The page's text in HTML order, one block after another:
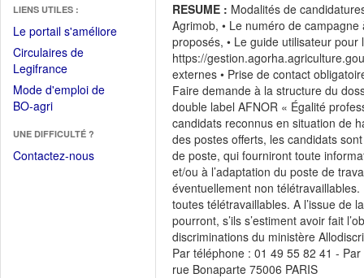
LIENS UTILES :
Le portail s'améliore(Fichier
Circulaires de
Legifrance(Ouvrir
dans
une
fenêtre)
Mode d'emploi de
BO-agri(Ouvrir
une
nouvelle
UNE DIFFICULTÉ ?
Contactez-nous
RESUME : Modalités de
Agrimob, • Le numéro de
proposés, • Le guide utilisateur
https://
externes • Prise de contact
Faire demande à la structure du
double label AFNOR « Égalité
candidats reconnus en situation de
des postes offerts, les candidats
de poste, qui fourniront toute
et/ou à l’adaptation du poste de
éventuellement non
toutes télétravaillables. A l’issue de
pourront, s’ils s’estiment avoir fait
discriminations du ministère
Par téléphone : 01 49 55 82 41 -
rue Bonaparte 75006 PARIS